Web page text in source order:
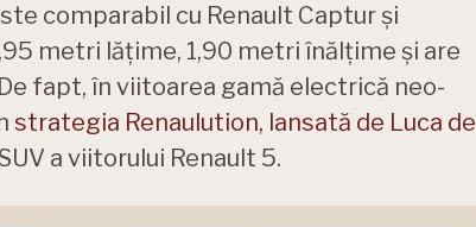
comparabil cu Renault Captur și
metri lățime, 1,90 metri înălțime și are
fapt, în viitoarea gamă electrică neo-
strategia Renaulution, lansată de Luca de
a viitorului Renault 5.